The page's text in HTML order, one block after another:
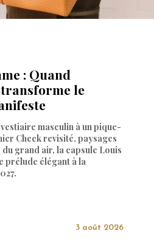
: Quand
le
masculin à un pique-
Check revisité, paysages
grand air, la capsule Louis
prélude élégant à la
3 août 2026